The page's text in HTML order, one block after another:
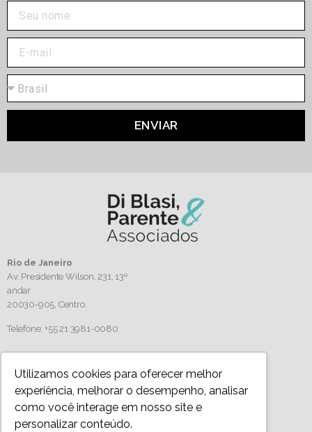
Utilizamos cookies para oferecer melhor
experiência, melhorar o desempenho, analisar
como você interage em nosso site e
personalizar conteúdo.
ENVIAR
Rio de Janeiro
Av. Presidente Wilson, 231, 13º
andar
20030-905, Centro.
Telefone: +55 21 3981-0080
Siga-nos
Política de Privacidade